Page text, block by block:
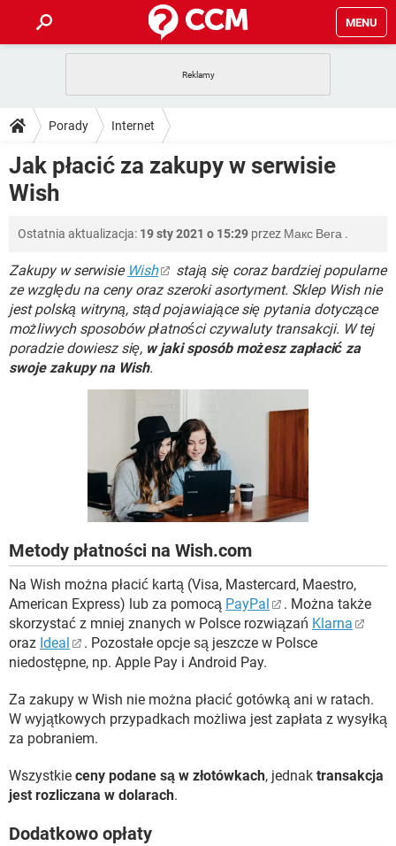
MENU
GRY
SPOTIFY NETFLIX
INSTAGRAM
PORADY
PlayStation
GRY WHATSAPP
INSTAGRAM FACEBOOK
WINDOWS 10
DO POBRANIA
ANDROID
INSTAGRAM FACEBOOK
WINDOWS 10
FORUM
COVID-19 TIKTOK
GRY WHATSAPP
SPOTIFY NETFLIX
INSTAGRAM FACEBOOK
WINDOWS 10
COVID-19 TIKTOK
GRY WHATSAPP
SPOTIFY NETFLIX
INSTAGRAM
Porady Internet
Jak płacić za zakupy w serwisie
Wish
Ostatnia aktualizacja: 19 sty 2021 o 15:29 przez Макс Вега .
Zakupy w serwisie Wish
stają się coraz bardziej popularne
ze względu na ceny oraz szeroki asortyment. Sklep Wish nie
jest polską witryną, stąd pojawiające się pytania dotyczące
możliwych sposobów płatności czywaluty transakcji. W tej
poradzie dowiesz się, w jaki sposób możesz zapłacić za
swoje zakupy na Wish.
Metody płatności na Wish.com
Na Wish można płacić kartą (Visa, Mastercard, Maestro,
American Express) lub za pomocą PayPal
. Można także
skorzystać z mniej znanych w Polsce rozwiązań Klarna
oraz Ideal
. Pozostałe opcje są jeszcze w Polsce
niedostępne, np. Apple Pay i Android Pay.
Za zakupy w Wish nie można płacić gotówką ani w ratach.
W wyjątkowych przypadkach możliwa jest zapłata z wysyłką
za pobraniem.
Wszystkie ceny podane są w złotówkach, jednak transakcja
jest rozliczana w dolarach.
Dodatkowo opłaty